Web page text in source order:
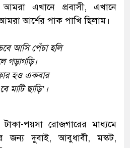
এখানে প্রবাসী, এখানে
আর্শের পাক পাখি ছিলাম।
আসি পেঁচা হলি
গড়াগড়ি।
হও একবার
মাটি ছাড়ি’।
পয়সা রোজগারের মাধ্যমে
জন্য দুবাই, আবুধাবী, মস্কট,